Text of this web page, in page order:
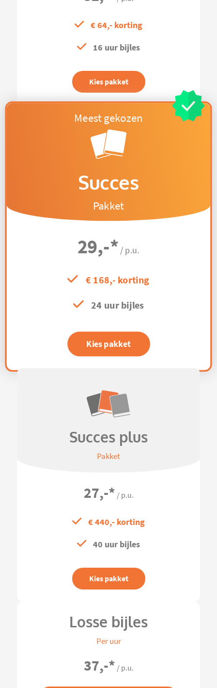
€ 64,- korting
16 uur bijles
Kies pakket
Succes
Pakket
29,-* / p.u.
€ 168,- korting
24 uur bijles
Kies pakket
Succes plus
Pakket
27,-* / p.u.
€ 440,- korting
40 uur bijles
Kies pakket
Losse bijles
Per uur
37,-* / p.u.